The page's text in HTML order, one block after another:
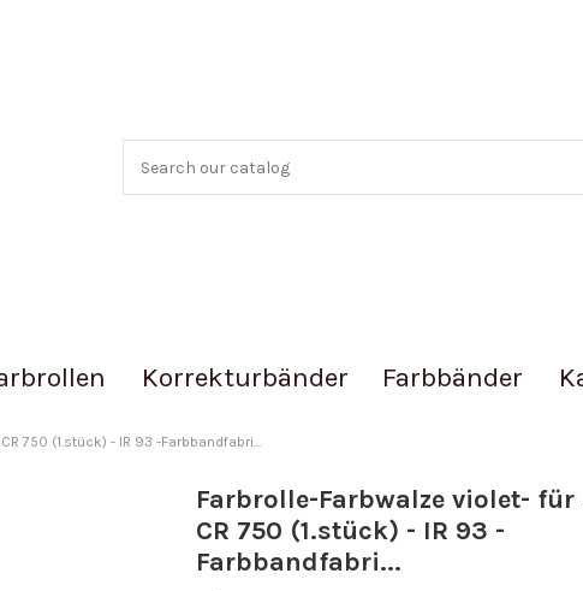
Korrekturbänder Farbbänder
750 (1.stück) - IR 93 -Farbbandfabri...
Farbrolle-Farbwalze violet- für
CR 750 (1.stück) - IR 93 -
Farbbandfabri...